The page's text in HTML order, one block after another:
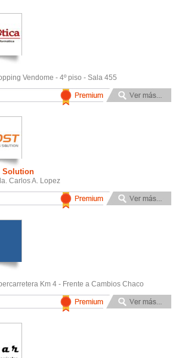
Vendome - 4º piso - Sala 455
Solution
Carlos A. Lopez
Km 4 - Frente a Cambios Chaco